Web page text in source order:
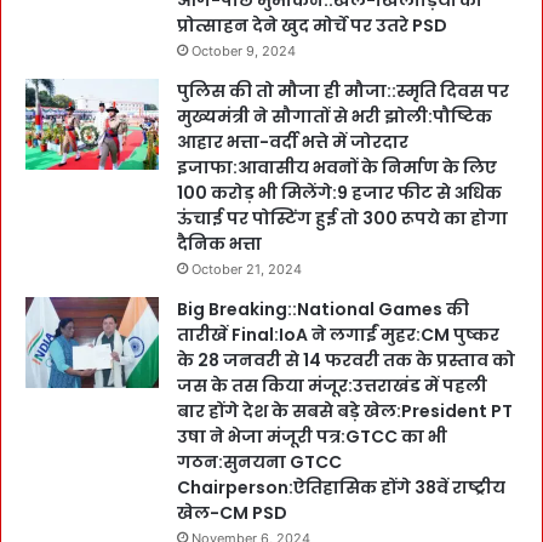
प्रोत्साहन देने खुद मोर्चे पर उतरे PSD
October 9, 2024
पुलिस की तो मौजा ही मौजा::स्मृति दिवस पर
मुख्यमंत्री ने सौगातों से भरी झोली:पौष्टिक
आहार भत्ता-वर्दी भत्ते में जोरदार
इजाफा:आवासीय भवनों के निर्माण के लिए
100 करोड़ भी मिलेंगे:9 हजार फीट से अधिक
ऊंचाई पर पोस्टिंग हुई तो 300 रूपये का होगा
दैनिक भत्ता
October 21, 2024
Big Breaking::National Games की
तारीखें Final:IoA ने लगाईं मुहर:CM पुष्कर
के 28 जनवरी से 14 फरवरी तक के प्रस्ताव को
जस के तस किया मंजूर:उत्तराखंड में पहली
बार होंगे देश के सबसे बड़े खेल:President PT
उषा ने भेजा मंजूरी पत्र:GTCC का भी
गठन:सुनयना GTCC
Chairperson:ऐतिहासिक होंगे 38वें राष्ट्रीय
खेल-CM PSD